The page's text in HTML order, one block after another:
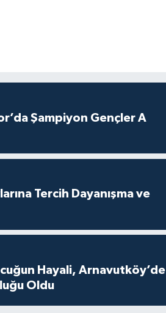
Şampiyon Gençler A
Tercih Dayanışma ve
Hayali, Arnavutköy’de
Oldu